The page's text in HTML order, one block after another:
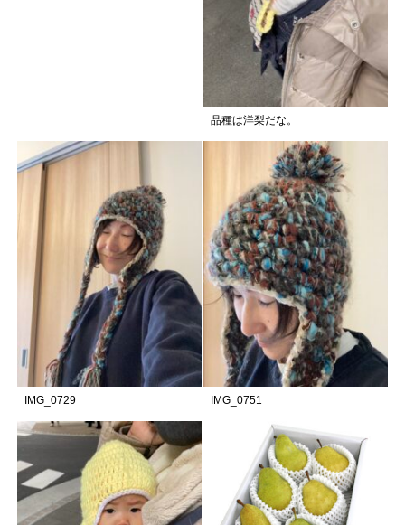
品種は洋梨だな。
IMG_0729 IMG_0751